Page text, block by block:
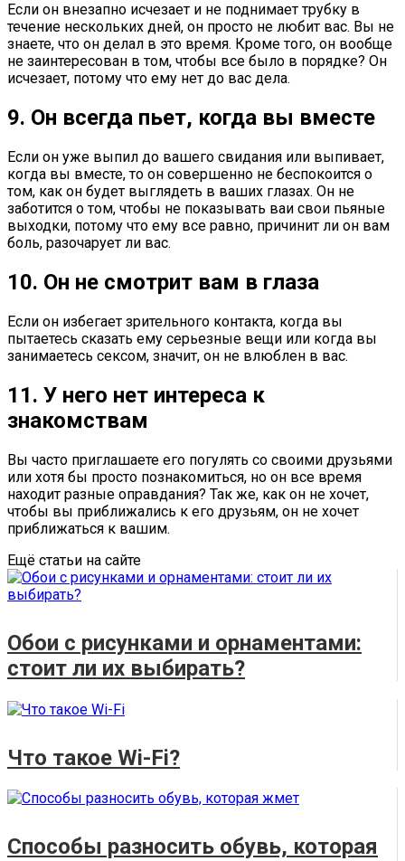
Если он внезапно исчезает и не поднимает трубку в
течение нескольких дней, он просто не любит вас. Вы не
знаете, что он делал в это время. Кроме того, он вообще
не заинтересован в том, чтобы все было в порядке? Он
исчезает, потому что ему нет до вас дела.
9. Он всегда пьет, когда вы вместе
Если он уже выпил до вашего свидания или выпивает,
когда вы вместе, то он совершенно не беспокоится о
том, как он будет выглядеть в ваших глазах. Он не
заботится о том, чтобы не показывать ваи свои пьяные
выходки, потому что ему все равно, причинит ли он вам
боль, разочарует ли вас.
10. Он не смотрит вам в глаза
Если он избегает зрительного контакта, когда вы
пытаетесь сказать ему серьезные вещи или когда вы
занимаетесь сексом, значит, он не влюблен в вас.
11. У него нет интереса к
знакомствам
Вы часто приглашаете его погулять со своими друзьями
или хотя бы просто познакомиться, но он все время
находит разные оправдания? Так же, как он не хочет,
чтобы вы приближались к его друзьям, он не хочет
приближаться к вашим.
Ещё статьи на сайте
Обои с рисунками и орнаментами:
стоит ли их выбирать?
Что такое Wi-Fi?
Способы разносить обувь, которая